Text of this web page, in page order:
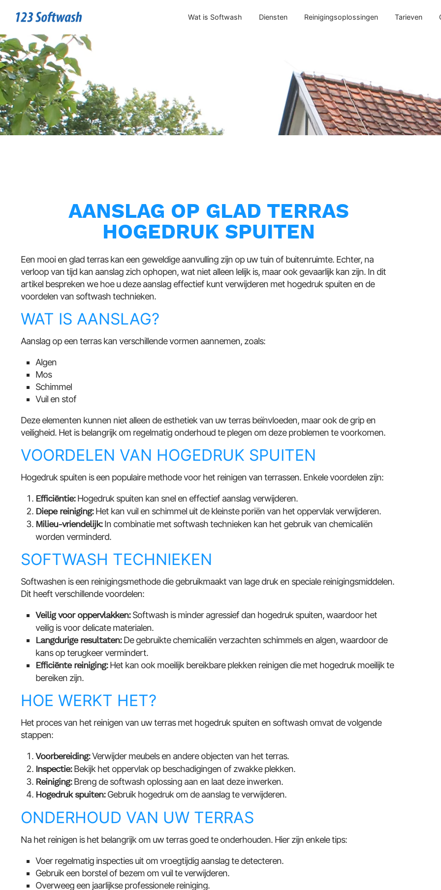
Wat is Softwash Diensten Reinigingsoplossingen Tarieven
AANSLAG OP GLAD TERRAS
HOGEDRUK SPUITEN
Een mooi en glad terras kan een geweldige aanvulling zijn op uw tuin of buitenruimte. Echter, na
verloop van tijd kan aanslag zich ophopen, wat niet alleen lelijk is, maar ook gevaarlijk kan zijn. In dit
artikel bespreken we hoe u deze aanslag effectief kunt verwijderen met hogedruk spuiten en de
voordelen van softwash technieken.
WAT IS AANSLAG?
Aanslag op een terras kan verschillende vormen aannemen, zoals:
Algen
Mos
Schimmel
Vuil en stof
Deze elementen kunnen niet alleen de esthetiek van uw terras beïnvloeden, maar ook de grip en
veiligheid. Het is belangrijk om regelmatig onderhoud te plegen om deze problemen te voorkomen.
VOORDELEN VAN HOGEDRUK SPUITEN
Hogedruk spuiten is een populaire methode voor het reinigen van terrassen. Enkele voordelen zijn:
Efficiëntie:Hogedruk spuiten kan snel en effectief aanslag verwijderen.
Diepe reiniging:Het kan vuil en schimmel uit de kleinste poriën van het oppervlak verwijderen.
Milieu-vriendelijk:In combinatie met softwash technieken kan het gebruik van chemicaliën
worden verminderd.
SOFTWASH TECHNIEKEN
Softwashen is een reinigingsmethode die gebruikmaakt van lage druk en speciale reinigingsmiddelen.
Dit heeft verschillende voordelen:
Veilig voor oppervlakken:Softwash is minder agressief dan hogedruk spuiten, waardoor het
veilig is voor delicate materialen.
Langdurige resultaten:De gebruikte chemicaliën verzachten schimmels en algen, waardoor de
kans op terugkeer vermindert.
Efficiënte reiniging:Het kan ook moeilijk bereikbare plekken reinigen die met hogedruk moeilijk te
bereiken zijn.
HOE WERKT HET?
Het proces van het reinigen van uw terras met hogedruk spuiten en softwash omvat de volgende
stappen:
Voorbereiding:Verwijder meubels en andere objecten van het terras.
Inspectie:Bekijk het oppervlak op beschadigingen of zwakke plekken.
Reiniging:Breng de softwash oplossing aan en laat deze inwerken.
Hogedruk spuiten:Gebruik hogedruk om de aanslag te verwijderen.
ONDERHOUD VAN UW TERRAS
Na het reinigen is het belangrijk om uw terras goed te onderhouden. Hier zijn enkele tips:
Voer regelmatig inspecties uit om vroegtijdig aanslag te detecteren.
Gebruik een borstel of bezem om vuil te verwijderen.
Overweeg een jaarlijkse professionele reiniging.